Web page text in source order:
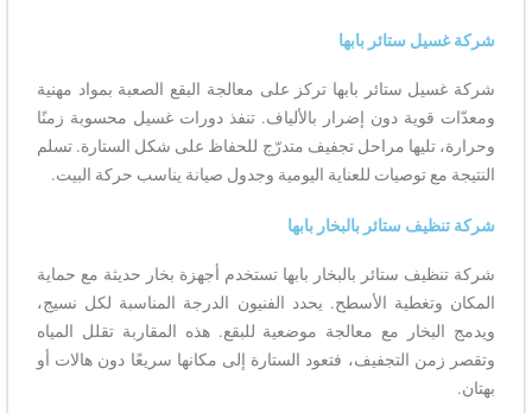
شركة غسيل ستائر بابها
شركة غسيل ستائر بابها تركز على معالجة البقع الصعبة بمواد مهنية
ومعدّات قوية دون إضرار بالألياف. تنفذ دورات غسيل محسوبة زمنًا
وحرارة، تليها مراحل تجفيف متدرّج للحفاظ على شكل الستارة. تسلم
النتيجة مع توصيات للعناية اليومية وجدول صيانة يناسب حركة البيت.
شركة تنظيف ستائر بالبخار بابها
شركة تنظيف ستائر بالبخار بابها تستخدم أجهزة بخار حديثة مع حماية
المكان وتغطية الأسطح. يحدد الفنيون الدرجة المناسبة لكل نسيج،
ويدمج البخار مع معالجة موضعية للبقع. هذه المقاربة تقلل المياه
وتقصر زمن التجفيف، فتعود الستارة إلى مكانها سريعًا دون هالات أو
بهتان.